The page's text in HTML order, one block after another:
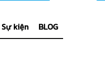
Sự kiện
BLOG